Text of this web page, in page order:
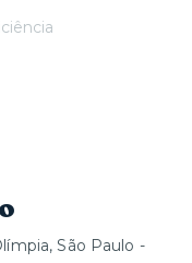
São Paulo -